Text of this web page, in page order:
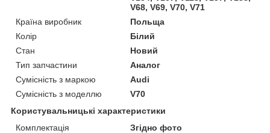
V68, V69, V70, V71
Країна виробник
Польща
Колір
Білий
Стан
Новий
Тип запчастини
Аналог
Сумісність з маркою
Audi
Сумісність з моделлю
V70
Користувальницькі характеристики
Комплектація
Згідно фото